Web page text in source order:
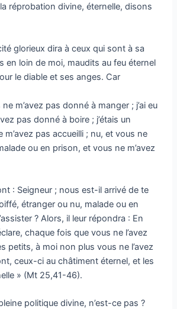
réprobation divine, éternelle, disons
glorieux dira à ceux qui sont à sa
en loin de moi, maudits au feu éternel
le diable et ses anges. Car
m’avez pas donné à manger ; j’ai eu
pas donné à boire ; j’étais un
pas accueilli ; nu, et vous ne
ou en prison, et vous ne m’avez
: Seigneur ; nous est-il arrivé de te
étranger ou nu, malade ou en
? Alors, il leur répondra : En
chaque fois que vous ne l’avez
petits, à moi non plus vous ne l’avez
ceux-ci au châtiment éternel, et les
» (Mt 25,41-46).
politique divine, n’est-ce pas ?